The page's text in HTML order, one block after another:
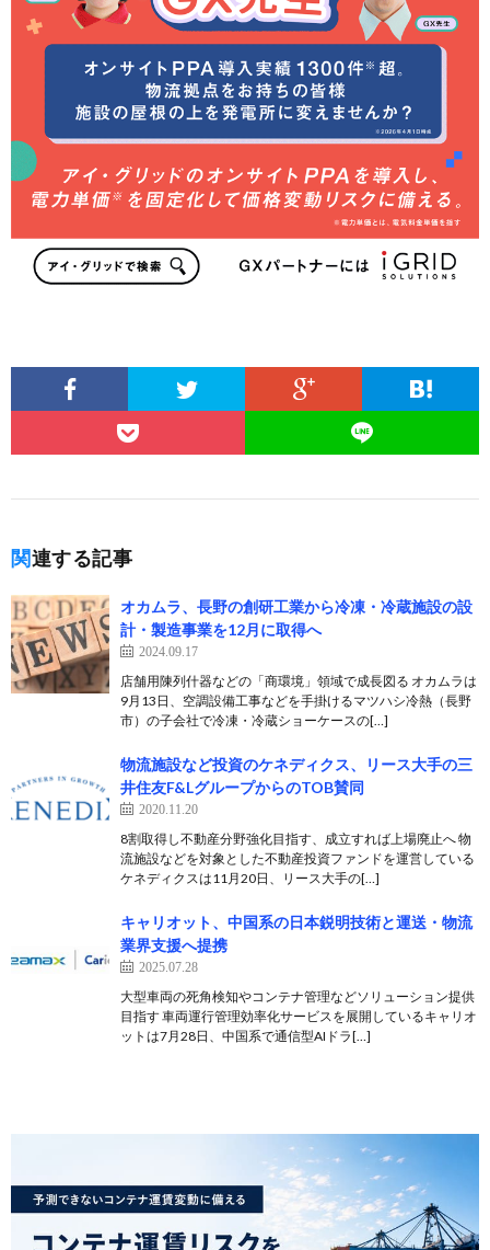
関連する記事
オカムラ、長野の創研工業から冷凍・冷蔵施設の設
計・製造事業を12月に取得へ
2024.09.17
店舗用陳列什器などの「商環境」領域で成長図る オカムラは
9月13日、空調設備工事などを手掛けるマツハシ冷熱（長野
市）の子会社で冷凍・冷蔵ショーケースの[…]
物流施設など投資のケネディクス、リース大手の三
井住友F&LグループからのTOB賛同
2020.11.20
8割取得し不動産分野強化目指す、成立すれば上場廃止へ 物
流施設などを対象とした不動産投資ファンドを運営している
ケネディクスは11月20日、リース大手の[…]
キャリオット、中国系の日本鋭明技術と運送・物流
業界支援へ提携
2025.07.28
大型車両の死角検知やコンテナ管理などソリューション提供
目指す 車両運行管理効率化サービスを展開しているキャリオ
ットは7月28日、中国系で通信型AIドラ[…]